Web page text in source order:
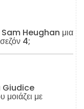
Sam Heughan μια
4;
Giudice
μοιάζει με